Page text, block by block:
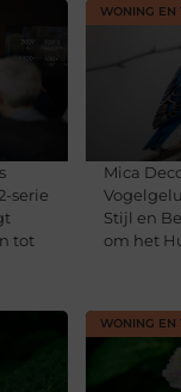
serie
tot
WONING EN
Mica
Stijl en
om het
WONING EN